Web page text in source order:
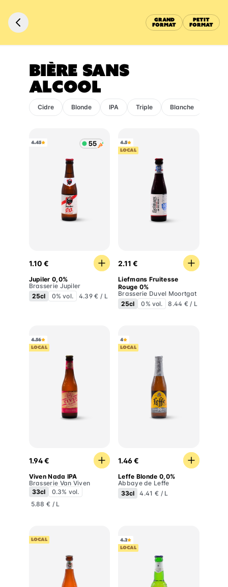
GRAND
FORMAT
PETIT
FORMAT
BIÈRE SANS
ALCOOL
Cidre Blonde IPA Triple Blanche
4.45
1.10 €
Jupiler 0,0%
Brasserie Jupiler
25cl
0% vol. 4.39 € / L
4.5
LOCAL
Liefmans Fruitesse Rouge
2.11 €
Liefmans Fruitesse
Rouge 0%
Brasserie Duvel Moortgat
25cl
0% vol. 8.44 € / L
4.56
LOCAL
1.94 €
Viven Nada IPA
Brasserie Van Viven
33cl
0.3% vol.
5.88 € / L
4
LOCAL
Leffe Blonde 0,0%
1.46 €
Leffe Blonde 0,0%
Abbaye de Leffe
33cl
4.41 € / L
LOCAL
4.2
LOCAL